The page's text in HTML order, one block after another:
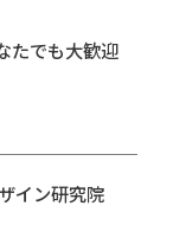
たでも大歓迎
イン研究院